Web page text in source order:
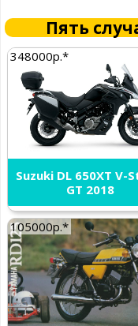
Пять
348000р.*
Suzuki DL 650XT V-
GT 2018
105000р.*